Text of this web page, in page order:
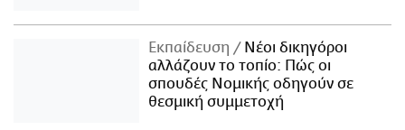
Εκπαίδευση
Νέοι δικηγόροι
αλλάζουν το τοπίο: Πώς οι
σπουδές Νομικής οδηγούν σε
θεσμική συμμετοχή